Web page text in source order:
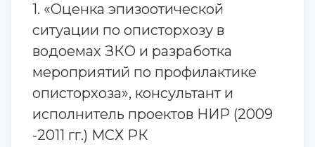
1. «Оценка эпизоотической
ситуации по описторхозу в
водоемах ЗКО и разработка
мероприятий по профилактике
описторхоза», консультант и
исполнитель проектов НИР (2009
-2011 гг.) МСХ РК